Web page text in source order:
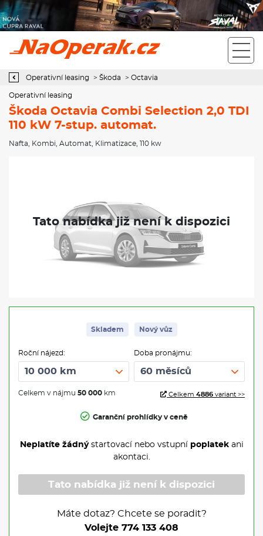
Operativní leasing Škoda Octavia Combi Selection 2,0 TDI 110 kW
Operativní leasing > Škoda > Octavia
Operativní leasing
Škoda Octavia Combi Selection 2,0 TDI
110 kW 7-stup. automat.
Nafta Kombi Automat Klimatizace , 110 kw
Skladem Nový vůz
Roční nájezd:
Celkem v nájmu 50 000 km
Doba pronájmu:
Celkem 4886 variant >>
Garanční prohlídky v ceně
Neplatíte žádnýstartovací nebo vstupní poplatekani
akontaci.
Tato nabídka již není k dispozici
Máte dotaz? Chcete se poradit?
Volejte 774 133 408